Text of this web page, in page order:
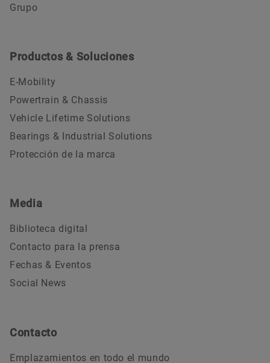
Grupo
Productos & Soluciones
E-Mobility
Powertrain & Chassis
Vehicle Lifetime Solutions
Bearings & Industrial Solutions
Protección de la marca
Media
Biblioteca digital
Contacto para la prensa
Fechas & Eventos
Social News
Contacto
Emplazamientos en todo el mundo